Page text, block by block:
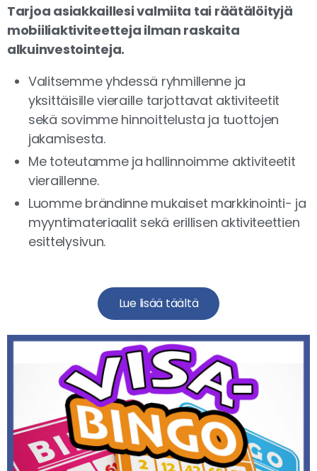
Tarjoa asiakkaillesi valmiita tai räätälöityjä
mobiiliaktiviteetteja ilman raskaita
alkuinvestointeja.
Valitsemme yhdessä ryhmillenne ja
yksittäisille vieraille tarjottavat aktiviteetit
sekä sovimme hinnoittelusta ja tuottojen
jakamisesta.
Me toteutamme ja hallinnoimme aktiviteetit
vieraillenne.
Luomme brändinne mukaiset markkinointi- ja
myyntimateriaalit sekä erillisen aktiviteettien
esittelysivun.
Lue lisää täältä